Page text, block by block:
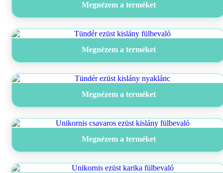
Megnézem a terméket
Megnézem a terméket
Megnézem a terméket
Megnézem a terméket